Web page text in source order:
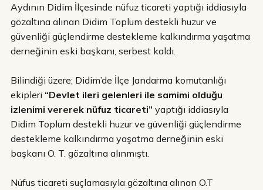
Aydının Didim İlçesinde nüfuz ticareti yaptığı iddiasıyla
gözaltına alınan Didim Toplum destekli huzur ve
güvenliği güçlendirme destekleme kalkındırma yaşatma
derneğinin eski başkanı, serbest kaldı.
Bilindiği üzere; Didim’de İlçe Jandarma komutanlığı
ekipleri “Devlet ileri gelenleri ile samimi olduğu
izlenimi vererek nüfuz ticareti” yaptığı iddiasıyla
Didim Toplum destekli huzur ve güvenliği güçlendirme
destekleme kalkındırma yaşatma derneğinin eski
başkanı O. T. gözaltına alınmıştı.
Nüfus ticareti suçlamasıyla gözaltına alınan O.T